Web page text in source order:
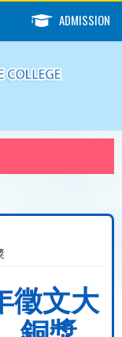
ADMISSION
徵文大